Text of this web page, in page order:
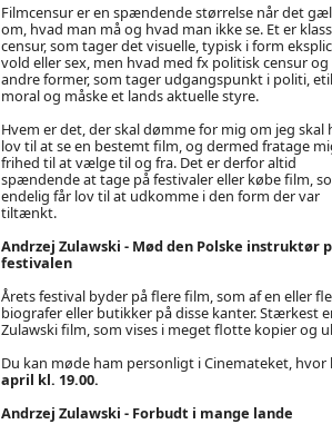
Filmcensur er en spændende størrelse når det
om, hvad man må og hvad man ikke se. Et er
censur, som tager det visuelle, typisk i form
vold eller sex, men hvad med fx politisk censur og
andre former, som tager udgangspunkt i politi,
moral og måske et lands aktuelle styre.
Hvem er det, der skal dømme for mig om jeg skal
lov til at se en bestemt film, og dermed fratage
frihed til at vælge til og fra. Det er derfor altid
spændende at tage på festivaler eller købe film,
endelig får lov til at udkomme i den form der var
tiltænkt.
Andrzej Zulawski - Mød den Polske instruktør
festivalen
Årets festival byder på flere film, som af en eller
biografer eller butikker på disse kanter. Stærkest
Zulawski film, som vises i meget flotte kopier og
Du kan møde ham personligt i Cinemateket,
april kl. 19.00.
Andrzej Zulawski - Forbudt i mange lande